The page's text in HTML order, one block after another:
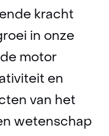
kracht
in onze
motor
en
van het
wetenschap